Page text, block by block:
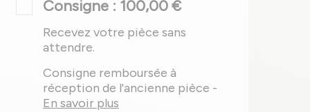
Consigne : 100,00 €
Recevez votre pièce sans
attendre.
Consigne remboursée à
réception de l'ancienne pièce -
En savoir plus